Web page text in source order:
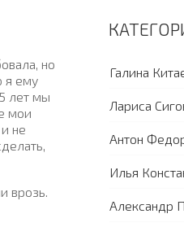
но
я ему
лет мы
мои
не
врозь.
Галина
Лариса
Антон
Илья
Александр